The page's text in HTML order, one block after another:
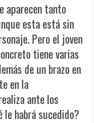
aparecen tanto
esta está sin
Pero el joven
tiene varias
de un brazo en
en la
ante los
le habrá sucedido?